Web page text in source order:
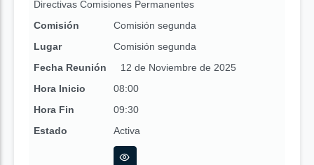
Directivas Comisiones Permanentes
Comisión
Comisión segunda
Lugar
Comisión segunda
Fecha Reunión
12 de Noviembre de 2025
Hora Inicio
08:00
Hora Fin
09:30
Estado
Activa